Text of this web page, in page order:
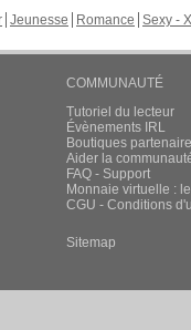
Jeunesse Romance Sexy -
COMMUNAUTÉ
Tutoriel du lecteur
Évènements IRL
Boutiques
Aider la
FAQ - Support
Monnaie virtuelle :
CGU - Conditions
Sitemap